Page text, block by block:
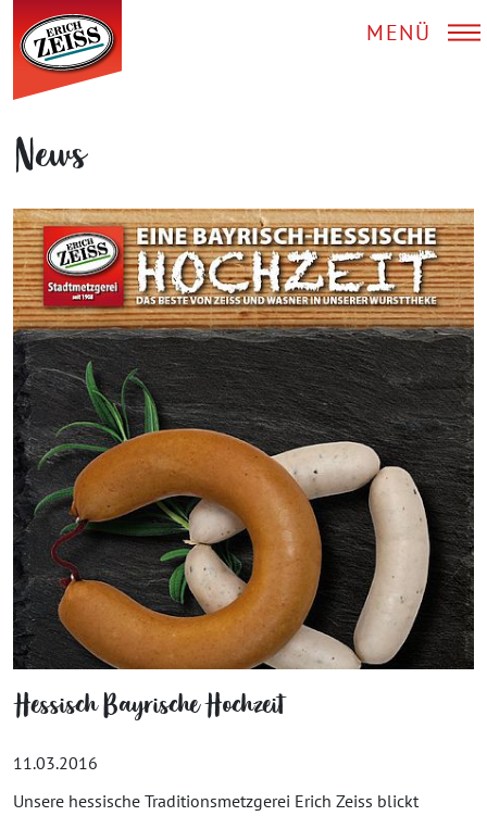
MENÜ
News
Hessisch Bayrische Hochzeit
11.03.2016
Unsere hessische Traditionsmetzgerei Erich Zeiss blickt